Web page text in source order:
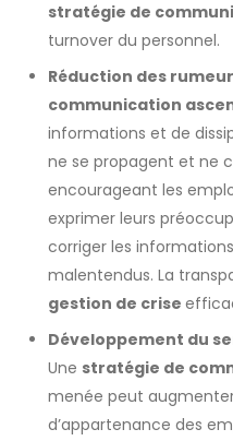
stratégie de
turnover du personnel.
Réduction des
communication
informations et de
ne se propagent et ne
encourageant les
exprimer leurs
corriger les
malentendus. La
gestion de crise
Développement du
Une stratégie de
menée peut
d’appartenance des